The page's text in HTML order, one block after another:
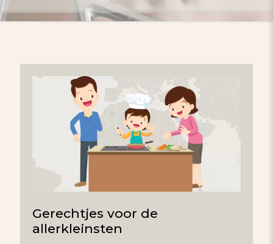
Gerechtjes voor de
allerkleinsten